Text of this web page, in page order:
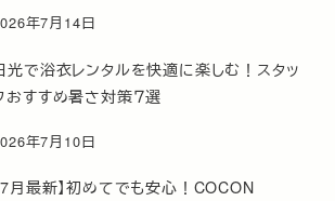
年7月14日
光で浴衣レンタルを快適に楽しむ！スタッ
おすすめ暑さ対策７選
年7月10日
7月最新】初めてでも安心！COCON